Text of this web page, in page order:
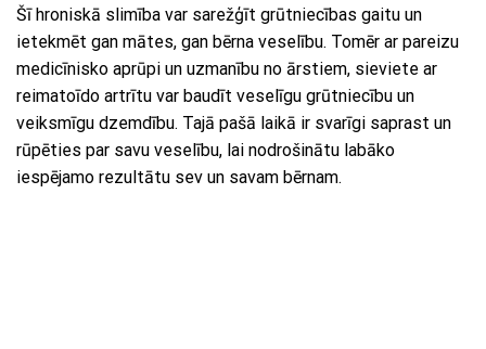
Šī hroniskā slimība var sarežģīt grūtniecības gaitu un
ietekmēt gan mātes, gan bērna veselību. Tomēr ar pareizu
medicīnisko aprūpi un uzmanību no ārstiem, sieviete ar
reimatoīdo artrītu var baudīt veselīgu grūtniecību un
veiksmīgu dzemdību. Tajā pašā laikā ir svarīgi saprast un
rūpēties par savu veselību, lai nodrošinātu labāko
iespējamo rezultātu sev un savam bērnam.